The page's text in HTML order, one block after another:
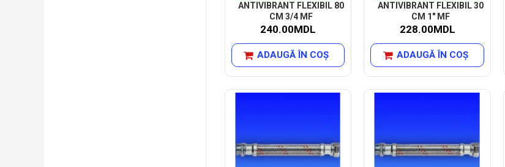
ANTIVIBRANT FLEXIBIL 80
CM 3/4 MF
240.00MDL
ADAUGĂ ÎN COŞ
ANTIVIBRANT FLEXIBIL 30
CM 1" MF
228.00MDL
ADAUGĂ ÎN COŞ